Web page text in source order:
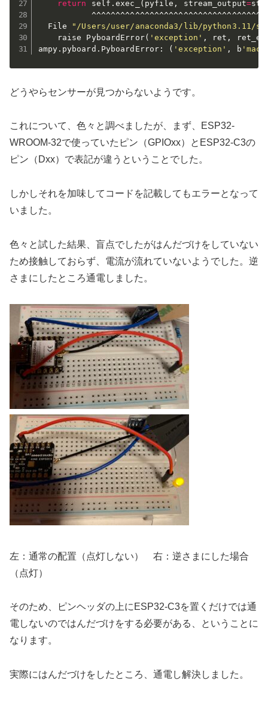
return
self.exec_ ( pyfile, stream_output=
  File
"/Users/user/anaconda3/lib/python3.11/
    raise PyboardError
( 'exception' , ret,
ampy.pyboard.PyboardError:
( 'exception' , b
どうやらセンサーが見つからないようです。
これについて、色々と調べましたが、まず、ESP32-
WROOM-32で使っていたピン（GPIOxx）とESP32-C3の
ピン（Dxx）で表記が違うということでした。
しかしそれを加味してコードを記載してもエラーとなって
いました。
色々と試した結果、盲点でしたがはんだづけをしていない
ため接触しておらず、電流が流れていないようでした。逆
さまにしたところ通電しました。
左：通常の配置（点灯しない） 右：逆さまにした場合
（点灯）
そのため、ピンヘッダの上にESP32-C3を置くだけでは通
電しないのではんだづけをする必要がある、ということに
なります。
実際にはんだづけをしたところ、通電し解決しました。